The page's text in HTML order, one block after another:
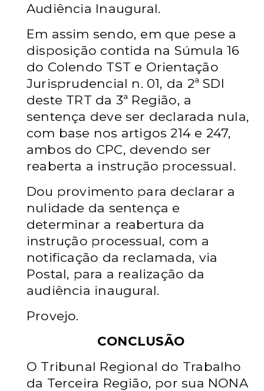
Audiência Inaugural.
Em assim sendo, em que pese a
disposição contida na Súmula 16
do Colendo TST e Orientação
Jurisprudencial n. 01, da 2ª SDI
deste TRT da 3ª Região, a
sentença deve ser declarada nula,
com base nos artigos 214 e 247,
ambos do CPC, devendo ser
reaberta a instrução processual.
Dou provimento para declarar a
nulidade da sentença e
determinar a reabertura da
instrução processual, com a
notificação da reclamada, via
Postal, para a realização da
audiência inaugural.
Provejo.
CONCLUSÃO
O Tribunal Regional do Trabalho
da Terceira Região, porsua NONA